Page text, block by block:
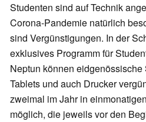
Studenten sind auf Technik
Corona-Pandemie natürlich
sind Vergünstigungen. In der
exklusives Programm für
Neptun können
Tablets und auch Drucker
zweimal im Jahr in
möglich, die jeweils vor den